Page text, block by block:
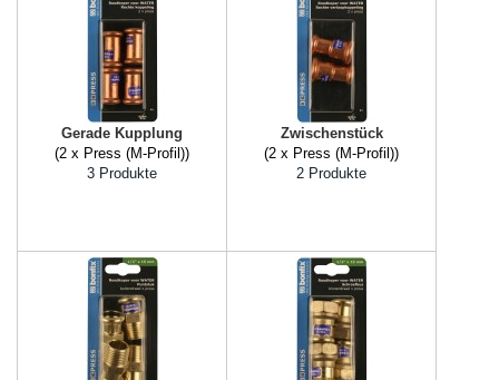
Gerade Kupplung
(2 x Press (M-Profil))
3 Produkte
Zwischenstück
(2 x Press (M-Profil))
2 Produkte